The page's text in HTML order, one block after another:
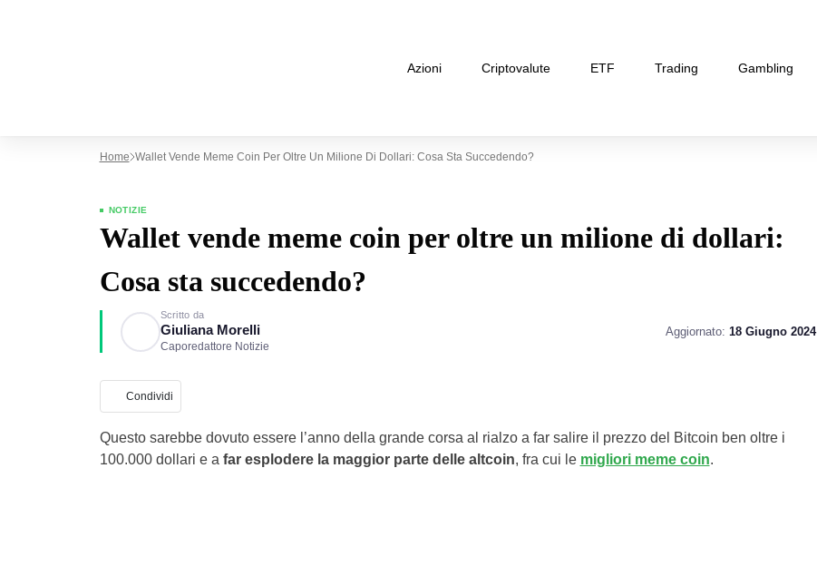
Azioni Criptovalute ETF Trading Gambling
Home Wallet Vende Meme Coin Per Oltre Un Milione Di Dollari: Cosa Sta Succedendo?
NOTIZIE
Wallet vende meme coin per oltre un milione di dollari:
Cosa sta succedendo?
Scritto da
Giuliana Morelli
Caporedattore Notizie
Aggiornato: 18 Giugno 2024
Condividi
Questo sarebbe dovuto essere l’anno della grande corsa al rialzo a far salire il prezzo del Bitcoin ben oltre i
100.000 dollari e a far esplodere la maggior parte delle altcoin, fra cui le migliori meme coin.